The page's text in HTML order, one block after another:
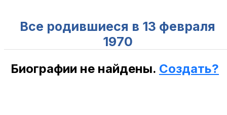
Все родившиеся в 13 февраля
1970
Биографии не найдены. Создать?